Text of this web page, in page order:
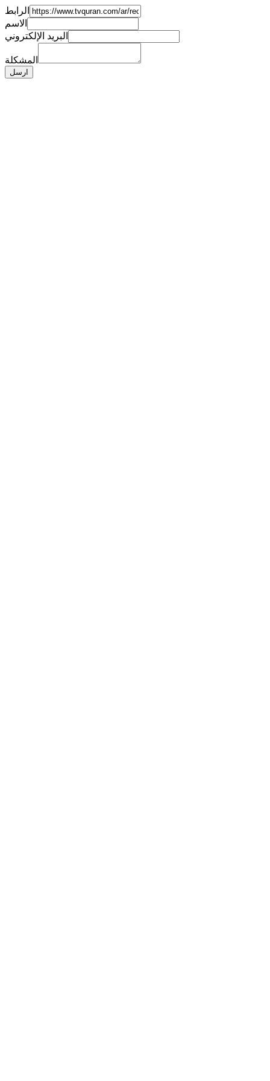
الرابط
الاسم
البريد الإلكتروني
المشكلة
ارسل